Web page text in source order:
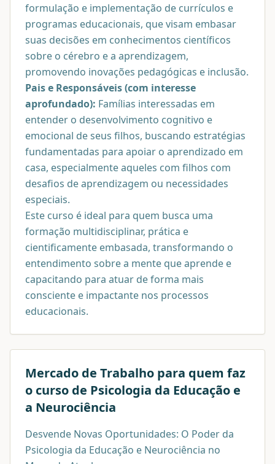
formulação e implementação de currículos e
programas educacionais, que visam embasar
suas decisões em conhecimentos científicos
sobre o cérebro e a aprendizagem,
promovendo inovações pedagógicas e inclusão.
Pais e Responsáveis (com interesse
aprofundado): Famílias interessadas em
entender o desenvolvimento cognitivo e
emocional de seus filhos, buscando estratégias
fundamentadas para apoiar o aprendizado em
casa, especialmente aqueles com filhos com
desafios de aprendizagem ou necessidades
especiais.
Este curso é ideal para quem busca uma
formação multidisciplinar, prática e
cientificamente embasada, transformando o
entendimento sobre a mente que aprende e
capacitando para atuar de forma mais
consciente e impactante nos processos
educacionais.
Mercado de Trabalho para quem faz
o curso de Psicologia da Educação e
a Neurociência
Desvende Novas Oportunidades: O Poder da
Psicologia da Educação e Neurociência no